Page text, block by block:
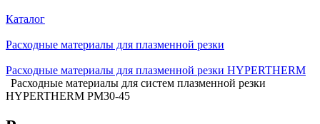
Каталог
Расходные материалы для плазменной резки
Расходные материалы для плазменной резки HYPERTHERM
Расходные материалы для систем плазменной резки
HYPERTHERM PM30-45